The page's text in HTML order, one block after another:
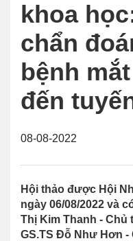
khoa
chẩn
bệnh
đến
08-08-2022
Hội thảo được Hội
ngày 06/08/2022 và
Thị Kim Thanh - Chủ
GS.TS Đỗ Như Hơn -